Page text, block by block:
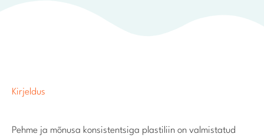
Kirjeldus
Pehme ja mõnusa konsistentsiga plastiliin on valmistatud